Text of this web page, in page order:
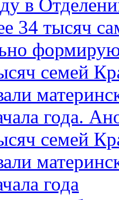
в
34 тысяч
семей
года.
семей
года